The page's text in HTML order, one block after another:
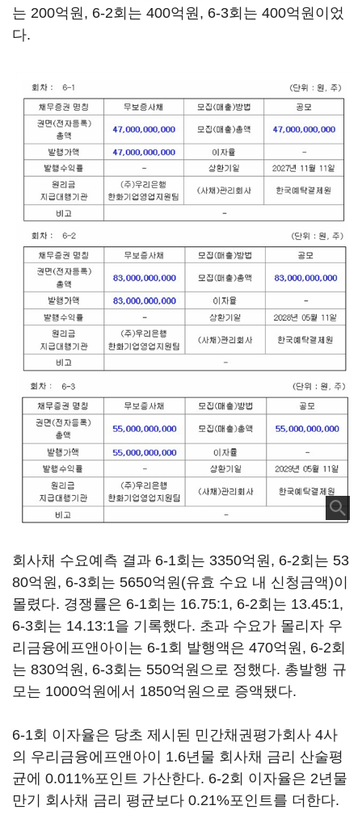
는 200억원, 6-2회는 400억원, 6-3회는 400억원이었
다.
회사채 수요예측 결과 6-1회는 3350억원, 6-2회는 53
80억원, 6-3회는 5650억원(유효 수요 내 신청금액)이
몰렸다. 경쟁률은 6-1회는 16.75:1, 6-2회는 13.45:1,
6-3회는 14.13:1을 기록했다. 초과 수요가 몰리자 우
리금융에프앤아이는 6-1회 발행액은 470억원, 6-2회
는 830억원, 6-3회는 550억원으로 정했다. 총발행 규
모는 1000억원에서 1850억원으로 증액됐다.
6-1회 이자율은 당초 제시된 민간채권평가회사 4사
의 우리금융에프앤아이 1.6년물 회사채 금리 산술평
균에 0.011%포인트 가산한다. 6-2회 이자율은 2년물
만기 회사채 금리 평균보다 0.21%포인트를 더한다.